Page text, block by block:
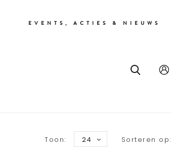
EVENTS, ACTIES & NIEUWS
Sorteren op:
Toon: 24